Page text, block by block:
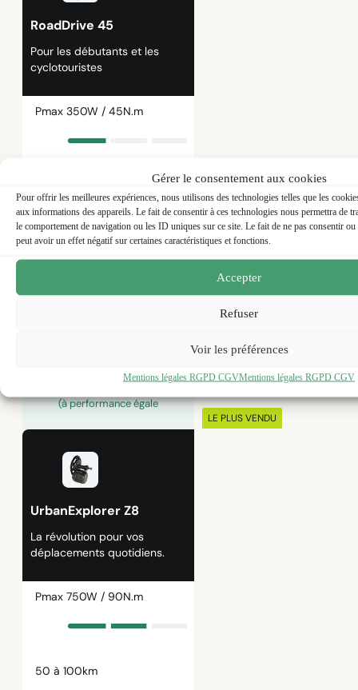
Gérer le consentement aux cookies
Pour offrir les meilleures expériences, nous utilisons des technologies telles que les
aux informations des appareils. Le fait de consentir à ces technologies nous permettra de
le comportement de navigation ou les ID uniques sur ce site. Le fait de ne pas consentir
peut avoir un effet négatif sur certaines caractéristiques et fonctions.
Accepter
Refuser
Voir les préférences
Mentions légales RGPD CGVMentions légales RGPD CGV
RoadDrive 45
Pour les débutants et les
cyclotouristes
Pmax 350W / 45N.m
Trajet court ou sportif
économisez +500€par
(à performance égale
UrbanExplorer Z8
La révolution pour vos
déplacements quotidiens.
Pmax 750W / 90N.m
50 à 100km
LE PLUS VENDU